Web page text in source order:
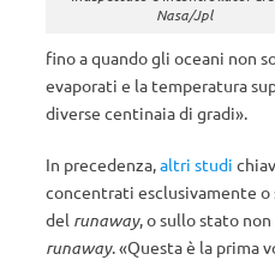
Nasa/Jpl
fino a quando gli oceani non
evaporati e la temperatura
diverse centinaia di gradi».
In precedenza,altri studi
concentrati esclusivamente
del runaway, o sullo stato
runaway. «Questa è la prima